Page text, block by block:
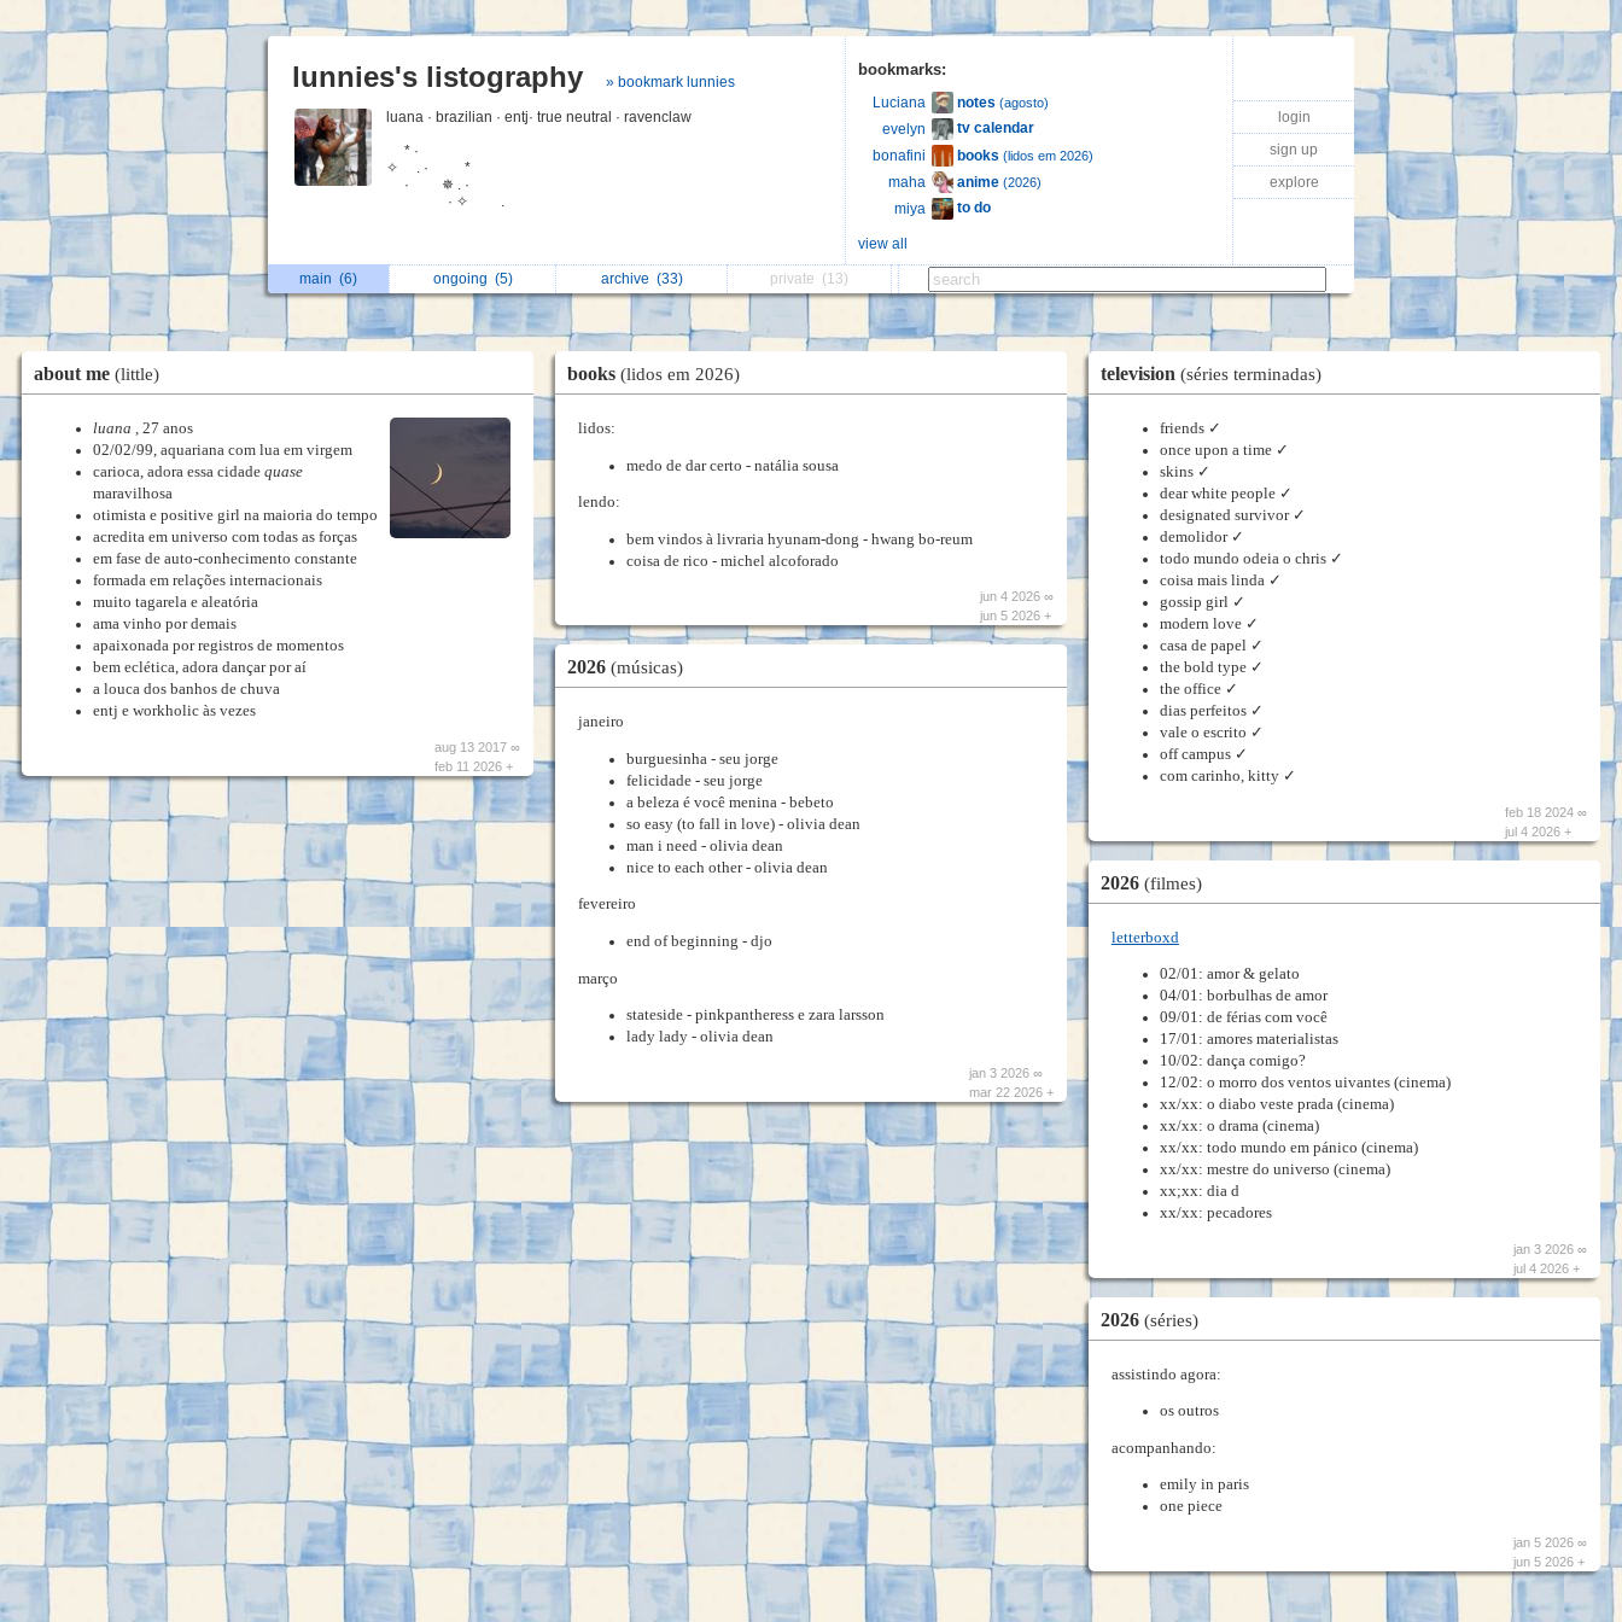
lunnies's listography » bookmark lunnies
luana · brazilian · entj· true neutral · ravenclaw
* ·
✧ . · *
· ✵ . ·
· ✧ .
bookmarks:
Luciana notes (agosto)
evelyn
tv calendar
bonafini
books (lidos em 2026)
maha anime (2026)
miya to do
view all
login
sign up
explore
main (6) ongoing (5) archive (33) private (13)
about me (little)
luana , 27 anos
02/02/99, aquariana com lua em virgem
carioca, adora essa cidade quase
maravilhosa
otimista e positive girl na maioria do tempo
acredita em universo com todas as forças
em fase de auto-conhecimento constante
formada em relações internacionais
muito tagarela e aleatória
ama vinho por demais
apaixonada por registros de momentos
bem eclética, adora dançar por aí
a louca dos banhos de chuva
entj e workholic às vezes
aug 13 2017 ∞
feb 11 2026 +
books (lidos em 2026)
lidos:
medo de dar certo - natália sousa
lendo:
bem vindos à livraria hyunam-dong - hwang bo-reum
coisa de rico - michel alcoforado
jun 4 2026 ∞
jun 5 2026 +
2026 (músicas)
janeiro
burguesinha - seu jorge
felicidade - seu jorge
a beleza é você menina - bebeto
so easy (to fall in love) - olivia dean
man i need - olivia dean
nice to each other - olivia dean
fevereiro
end of beginning - djo
março
stateside - pinkpantheress e zara larsson
lady lady - olivia dean
jan 3 2026 ∞
mar 22 2026 +
television (séries terminadas)
friends ✓
once upon a time ✓
skins ✓
dear white people ✓
designated survivor ✓
demolidor ✓
todo mundo odeia o chris ✓
coisa mais linda ✓
gossip girl ✓
modern love ✓
casa de papel ✓
the bold type ✓
the office ✓
dias perfeitos ✓
vale o escrito ✓
off campus ✓
com carinho, kitty ✓
feb 18 2024 ∞
jul 4 2026 +
2026 (filmes)
letterboxd
02/01: amor & gelato
04/01: borbulhas de amor
09/01: de férias com você
17/01: amores materialistas
10/02: dança comigo?
12/02: o morro dos ventos uivantes (cinema)
xx/xx: o diabo veste prada (cinema)
xx/xx: o drama (cinema)
xx/xx: todo mundo em pánico (cinema)
xx/xx: mestre do universo (cinema)
xx;xx: dia d
xx/xx: pecadores
jan 3 2026 ∞
jul 4 2026 +
2026 (séries)
assistindo agora:
os outros
acompanhando:
emily in paris
one piece
jan 5 2026 ∞
jun 5 2026 +